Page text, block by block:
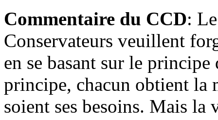
Commentaire du CCD:
Conservateurs veuillent
en se basant sur le
principe, chacun obtient la
soient ses besoins. Mais la